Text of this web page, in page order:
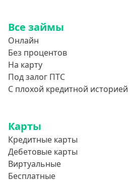
Все займы
Онлайн
Без процентов
На карту
Под залог ПТС
С плохой кредитной историей
Карты
Кредитные карты
Дебетовые карты
Виртуальные
Бесплатные